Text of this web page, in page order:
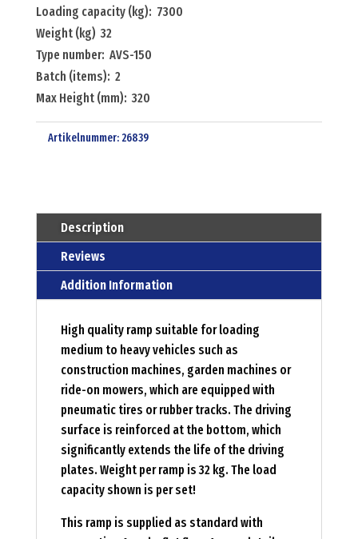
Loading capacity (kg): 7300
Weight (kg) 32
Type number: AVS-150
Batch (items): 2
Max Height (mm): 320
Artikelnummer: 26839
Description
Reviews
Addition Information
High quality ramp suitable for loading
medium to heavy vehicles such as
construction machines, garden machines or
ride-on mowers, which are equipped with
pneumatic tires or rubber tracks. The driving
surface is reinforced at the bottom, which
significantly extends the life of the driving
plates. Weight per ramp is 32 kg. The load
capacity shown is per set!
This ramp is supplied as standard with